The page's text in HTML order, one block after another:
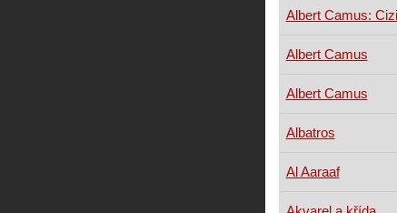
Albert Camus:
Albert Camus
Albert Camus
Albatros
Al Aaraaf